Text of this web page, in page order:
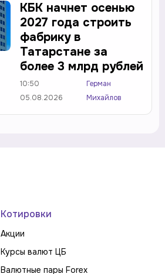
КБК начнет осенью
2027 года строить
фабрику в
Татарстане за
более 3 млрд рублей
10:50
05.08.2026
Герман
Михайлов
Котировки
Акции
Курсы валют ЦБ
Валютные пары Forex